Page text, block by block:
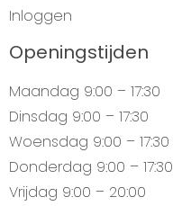
Inloggen
Openingstijden
Maandag 9:00 – 17:30
Dinsdag 9:00 – 17:30
Woensdag 9:00 – 17:30
Donderdag 9:00 – 17:30
Vrijdag 9:00 – 20:00